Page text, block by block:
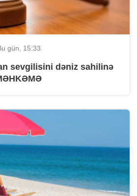
gün, 15:33
sevgilisini dəniz sahilinə